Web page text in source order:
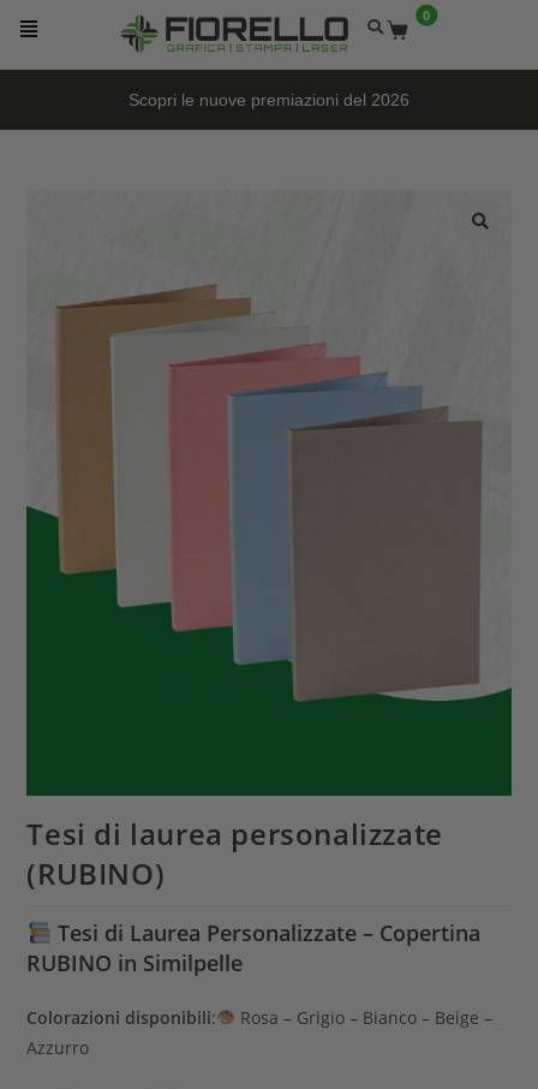
0
Scopri le nuove premiazioni del 2026
Tesi di laurea personalizzate
(RUBINO)
Tesi di Laurea Personalizzate – Copertina
RUBINO in Similpelle
Colorazioni disponibili:
Rosa – Grigio – Bianco – Beige –
Azzurro